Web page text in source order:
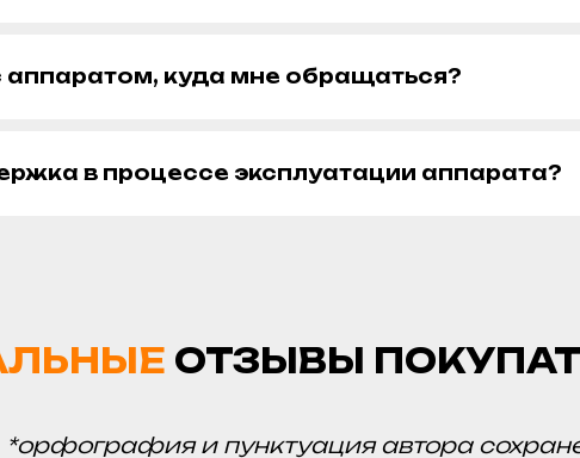
аппаратом, куда мне обращаться?
в процессе эксплуатации аппарата?
ОТЗЫВЫ
*орфография и пунктуация автора